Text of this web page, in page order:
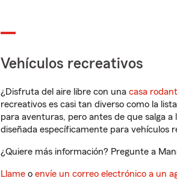
Vehículos recreativos
¿Disfruta del aire libre con una casa
recreativos es casi tan diverso como la
para aventuras, pero antes de que salga
diseñada específicamente para vehículos
¿Quiere más información? Pregunte a
Llame o envíe un correo electrónico a un